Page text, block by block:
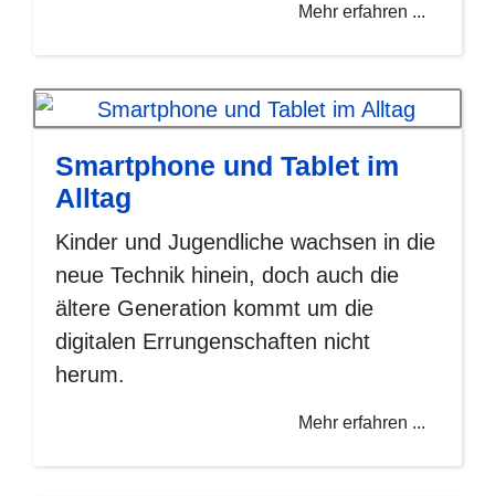
Mehr erfahren ...
Smartphone und Tablet im
Alltag
Kinder und Jugendliche wachsen in die
neue Technik hinein, doch auch die
ältere Generation kommt um die
digitalen Errungenschaften nicht
herum.
Mehr erfahren ...